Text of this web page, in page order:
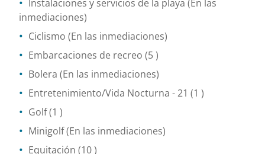
Instalaciones y servicios de la playa (En las
inmediaciones)
Ciclismo (En las inmediaciones)
Embarcaciones de recreo (5 )
Bolera (En las inmediaciones)
Entretenimiento/Vida Nocturna - 21 (1 )
Golf(1 )
Minigolf(En las inmediaciones)
Equitación (10 )